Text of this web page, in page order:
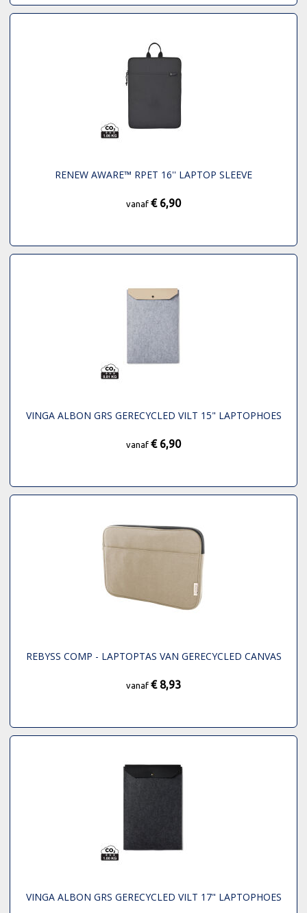
RENEW AWARE™ RPET 16'' LAPTOP SLEEVE
vanaf € 6,90
VINGA ALBON GRS GERECYCLED VILT 15" LAPTOPHOES
vanaf € 6,90
REBYSS COMP - LAPTOPTAS VAN GERECYCLED CANVAS
vanaf € 8,93
VINGA ALBON GRS GERECYCLED VILT 17" LAPTOPHOES